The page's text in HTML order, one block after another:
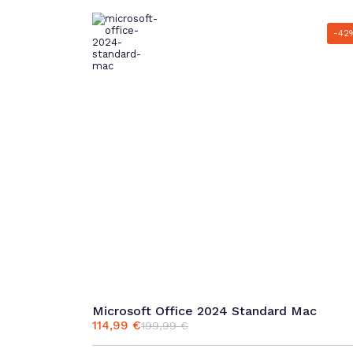
-
Microsoft Office 2024 Standard Mac
199,99€
Ursprünglicher
Preis
114,99 €
Aktueller
Preis